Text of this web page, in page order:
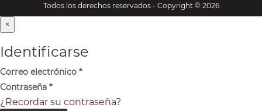
Todos los derechos reservados - Copyright © 2026
×
Identificarse
Correo electrónico *
Contraseña *
¿Recordar su contraseña?